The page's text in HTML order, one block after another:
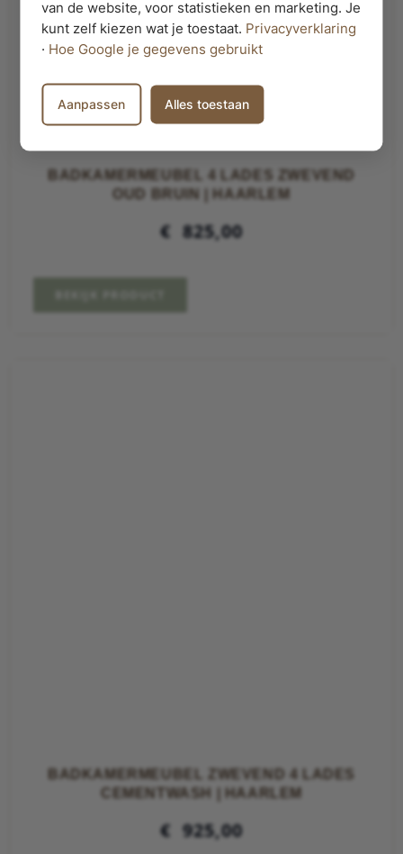
BADKAMERMEUBEL 4 LADES ZWEVEND
OUD BRUIN | HAARLEM
€ 825,00
BADKAMERMEUBEL ZWEVEND 4 LADES
CEMENTWASH | HAARLEM
€ 925,00
van de website, voor statistieken en marketing. Je
kunt zelf kiezen wat je toestaat. Privacyverklaring
· Hoe Google je gegevens gebruikt
Aanpassen Alles toestaan